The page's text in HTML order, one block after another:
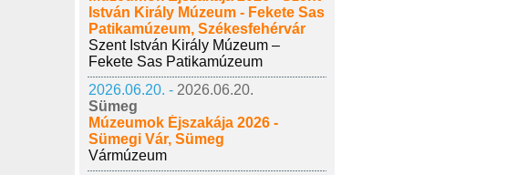
István Király Múzeum - Fekete Sas
Patikamúzeum, Székesfehérvár
Szent István Király Múzeum –
Fekete Sas Patikamúzeum
2026.06.20. - 2026.06.20.
Sümeg
Múzeumok Éjszakája 2026 -
Sümegi Vár, Sümeg
Vármúzeum